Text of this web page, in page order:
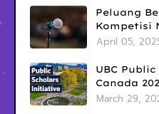
Peluang
Kompetisi
Public
April 05,
UBC
Canada
untuk
March 29,